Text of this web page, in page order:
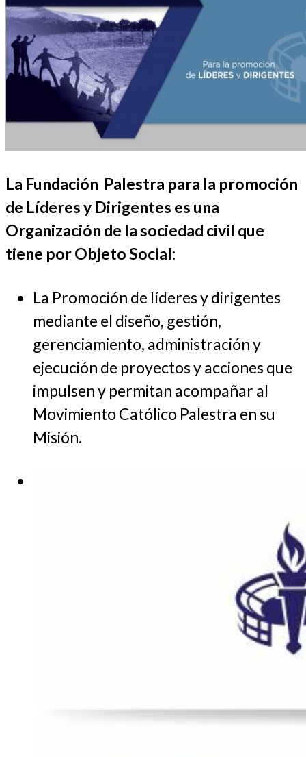
La Fundación Palestra para la promoción
de Líderes y Dirigentes es una
Organización de la sociedad civil que
tiene por Objeto Social:
La Promoción de líderes y dirigentes
mediante el diseño, gestión,
gerenciamiento, administración y
ejecución de proyectos y acciones que
impulsen y permitan acompañar al
Movimiento Católico Palestra en su
Misión.